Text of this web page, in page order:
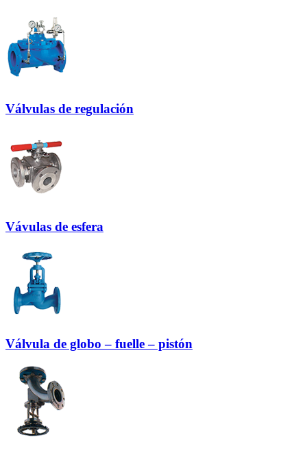
Válvulas de regulación
Vávulas de esfera
Válvula de globo – fuelle – pistón